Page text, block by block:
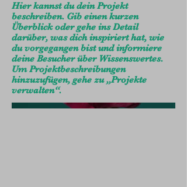
Hier kannst du dein Projekt
beschreiben. Gib einen kurzen
Überblick oder gehe ins Detail
darüber, was dich inspiriert hat, wie
du vorgegangen bist und informiere
deine Besucher über Wissenswertes.
Um Projektbeschreibungen
hinzuzufügen, gehe zu „Projekte
verwalten“.